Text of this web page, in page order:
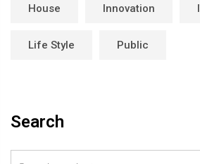
House Innovation
Life Style Public
Search